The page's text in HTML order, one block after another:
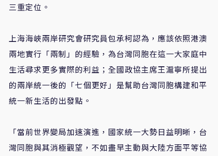
三重定位。
上海海峽兩岸研究會研究員包承柯認為，應該依照港澳
兩地實行「兩制」的經驗，為台灣同胞在這一大家庭中
生活尋求更多實際的利益；全國政協主席王滬寧所提出
的兩岸統一後的「七個更好」是幫助台灣同胞構建和平
統一新生活的出發點。
「當前世界變局加速演進，國家統一大勢日益明晰，台
灣同胞與其消極觀望，不如盡早主動與大陸方面平等協